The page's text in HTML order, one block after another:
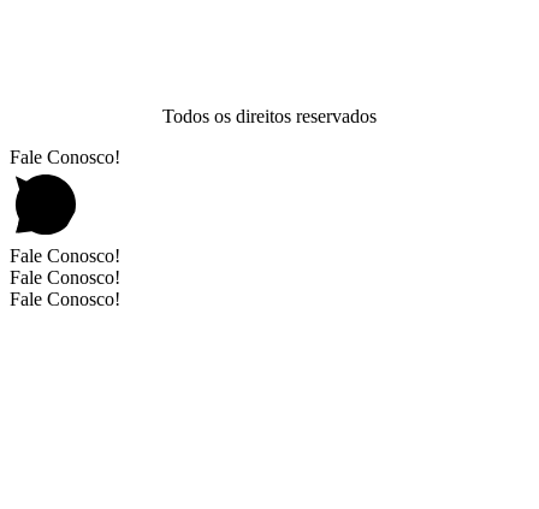
Todos os direitos reservados
Fale Conosco!
Fale Conosco!
Fale Conosco!
Fale Conosco!